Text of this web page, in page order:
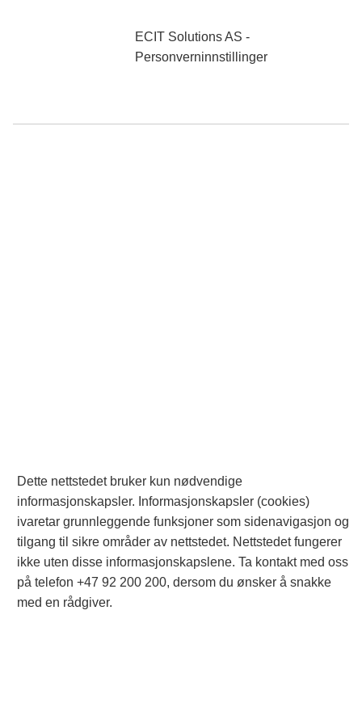
ECIT Solutions AS -
Personverninnstillinger
Dette nettstedet bruker kun nødvendige
informasjonskapsler. Informasjonskapsler (cookies)
ivaretar grunnleggende funksjoner som sidenavigasjon og
tilgang til sikre områder av nettstedet. Nettstedet fungerer
ikke uten disse informasjonskapslene. Ta kontakt med oss
på telefon +47 92 200 200, dersom du ønsker å snakke
med en rådgiver.
ekskl. mva